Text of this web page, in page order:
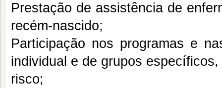
Prestação de assistência de
recém-nascido;
Participação nos programas e
individual e de grupos
risco;